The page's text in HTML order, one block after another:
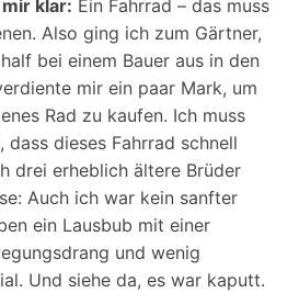
klar: Ein Fahrrad – das muss
Also ging ich zum Gärtner,
bei einem Bauer aus in den
mir ein paar Mark, um
Rad zu kaufen. Ich muss
dass dieses Fahrrad schnell
drei erheblich ältere Brüder
Auch ich war kein sanfter
ein Lausbub mit einer
und wenig
Und siehe da, es war kaputt.